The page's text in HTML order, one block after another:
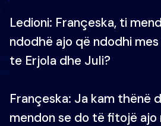
Ledioni: Françeska, ti
ndodhë ajo që ndodhi
te Erjola dhe Juli?
Françeska: Ja kam thënë
mendon se do të fitojë ajo